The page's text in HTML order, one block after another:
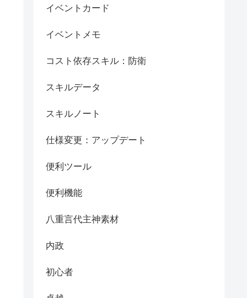
イベントカード
イベントメモ
コスト依存スキル：防衛
スキルデータ
スキルノート
仕様変更：アップデート
便利ツール
便利機能
八重言代主神素材
内政
初心者